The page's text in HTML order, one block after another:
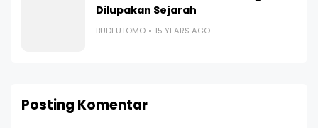
Dilupakan Sejarah
BUDI UTOMO 15 YEARS AGO
Posting Komentar